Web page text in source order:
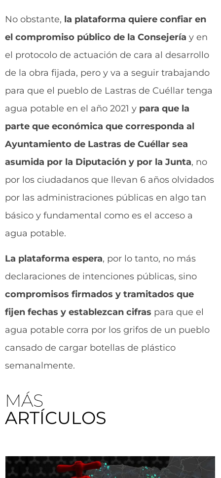
No obstante, la plataforma quiere confiar en
el compromiso público de la Consejería y en
el protocolo de actuación de cara al desarrollo
de la obra fijada, pero y va a seguir trabajando
para que el pueblo de Lastras de Cuéllar tenga
agua potable en el año 2021 y para que la
parte que económica que corresponda al
Ayuntamiento de Lastras de Cuéllar sea
asumida por la Diputación y por la Junta, no
por los ciudadanos que llevan 6 años olvidados
por las administraciones públicas en algo tan
básico y fundamental como es el acceso a
agua potable.
La plataforma espera, por lo tanto, no más
declaraciones de intenciones públicas, sino
compromisos firmados y tramitados que
fijen fechas y establezcan cifras para que el
agua potable corra por los grifos de un pueblo
cansado de cargar botellas de plástico
semanalmente.
MÁS
ARTÍCULOS